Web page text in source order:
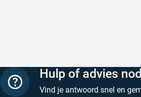
Hulp of advies
Vind je antwoord snel en